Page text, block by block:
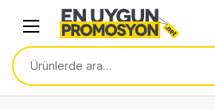
navigation
content
Ara: